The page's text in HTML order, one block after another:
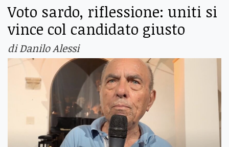
Voto sardo, riflessione: uniti si
vince col candidato giusto
di Danilo Alessi